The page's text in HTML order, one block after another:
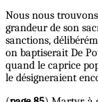
Nous nous
grandeur de son
sanctions,
on baptiserait De
quand le caprice
le désigneraient